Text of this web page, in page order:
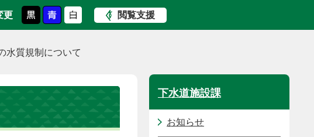
更 閲覧支援
水質規制について
下水道施設課
お知らせ